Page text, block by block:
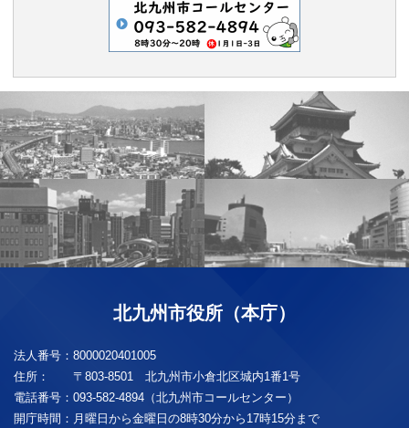
北九州市役所（本庁）
法人番号： 8000020401005
住所：
〒803-8501 北九州市小倉北区城内1番1号
電話番号： 093-582-4894（北九州市コールセンター）
開庁時間： 月曜日から金曜日の8時30分から17時15分まで